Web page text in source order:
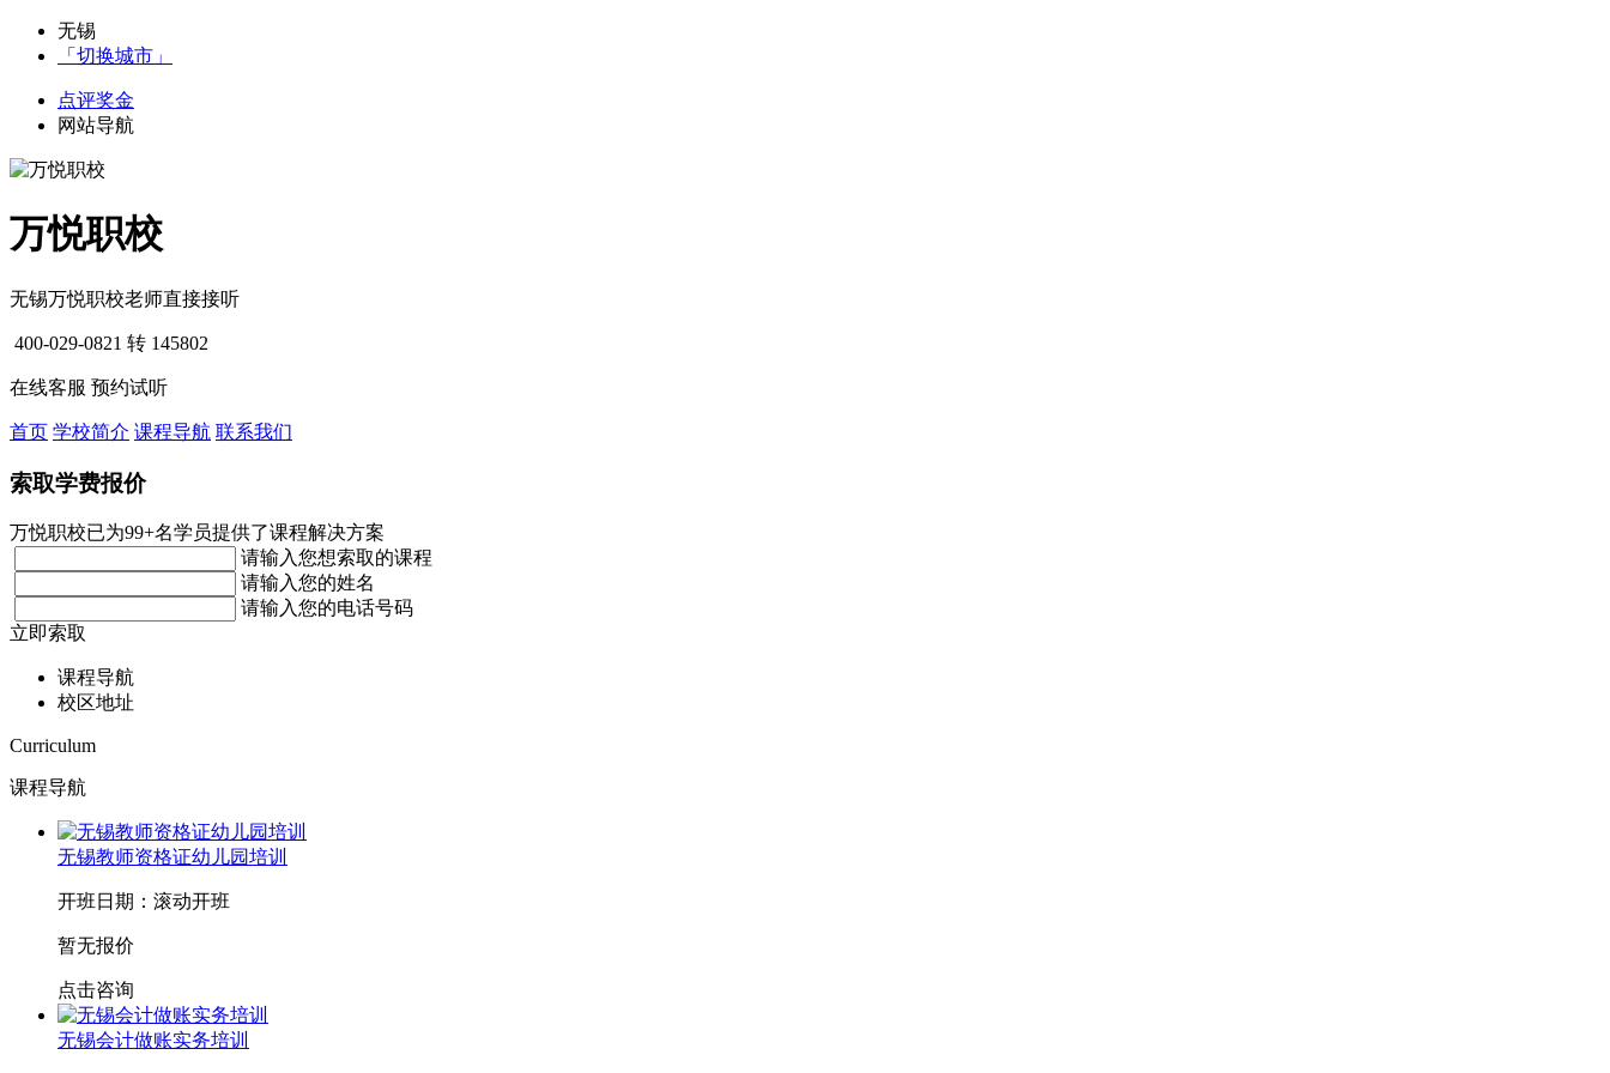
无锡
「切换城市」
点评奖金
网站导航
万悦职校
无锡万悦职校老师直接接听
400-029-0821 转 145802
在线客服 预约试听
首页 学校简介 课程导航 联系我们
索取学费报价
万悦职校已为99+名学员提供了课程解决方案
请输入您想索取的课程
请输入您的姓名
请输入您的电话号码
立即索取
课程导航
校区地址
Curriculum
课程导航
无锡教师资格证幼儿园培训
开班日期：滚动开班
暂无报价
点击咨询
无锡会计做账实务培训